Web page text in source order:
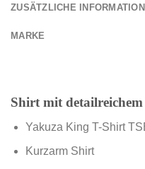
ZUSÄTZLICHE
MARKE
Shirt mit
Yakuza King T-Shirt
Kurzarm Shirt